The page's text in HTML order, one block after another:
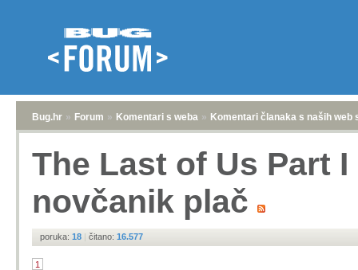
Bug.hr » Forum » Komentari s weba » Komentari članaka s naših web
The Last of Us Part
novčanik plač
poruka: 18 | čitano: 16.577
1